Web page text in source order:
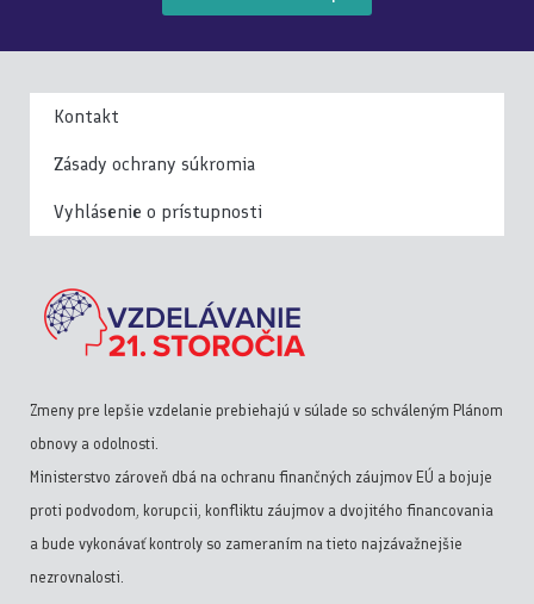
Kontakt
Zásady ochrany súkromia
Vyhlásenie o prístupnosti
Zmeny pre lepšie vzdelanie prebiehajú v súlade so schváleným Plánom
obnovy a odolnosti.
Ministerstvo zároveň dbá na ochranu finančných záujmov EÚ a bojuje
proti podvodom, korupcii, konfliktu záujmov a dvojitého financovania
a bude vykonávať kontroly so zameraním na tieto najzávažnejšie
nezrovnalosti.